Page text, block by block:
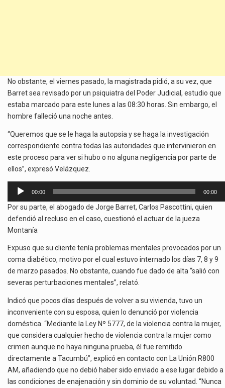
No obstante, el viernes pasado, la magistrada pidió, a su vez, que
Barret sea revisado por un psiquiatra del Poder Judicial, estudio que
estaba marcado para este lunes a las 08:30 horas. Sin embargo, el
hombre falleció una noche antes.
“Queremos que se le haga la autopsia y se haga la investigación
correspondiente contra todas las autoridades que intervinieron en
este proceso para ver si hubo o no alguna negligencia por parte de
ellos”, expresó Velázquez.
Reproductor
audio
00:00 00:00
Por su parte, el abogado de Jorge Barret, Carlos Pascottini, quien
defendió al recluso en el caso, cuestionó el actuar de la jueza
Montanía
Expuso que su cliente tenía problemas mentales provocados por un
coma diabético, motivo por el cual estuvo internado los días 7, 8 y 9
de marzo pasados. No obstante, cuando fue dado de alta “salió con
severas perturbaciones mentales”, relató.
Indicó que pocos días después de volver a su vivienda, tuvo un
inconveniente con su esposa, quien lo denunció por violencia
doméstica. “Mediante la Ley Nº 5777, de la violencia contra la mujer,
que considera cualquier hecho de violencia contra la mujer como
crimen aunque no haya ninguna prueba, él fue remitido
directamente a Tacumbú”, explicó en contacto con La Unión R800
AM, añadiendo que no debió haber sido enviado a ese lugar debido a
las condiciones de enajenación y sin dominio de su voluntad. “Nunca